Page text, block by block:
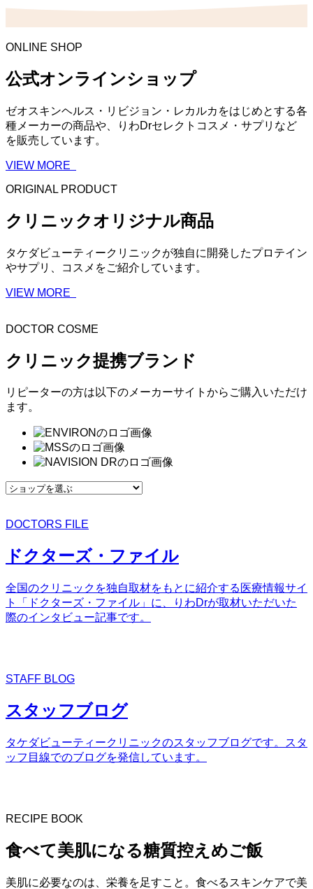
ONLINE SHOP
公式オンラインショップ
ゼオスキンヘルス・リビジョン・レカルカをはじめとする各
種メーカーの商品や、りわDrセレクトコスメ・サプリなど
を販売しています。
VIEW MORE
ORIGINAL PRODUCT
クリニックオリジナル商品
タケダビューティークリニックが独自に開発したプロテイン
やサプリ、コスメをご紹介しています。
VIEW MORE
DOCTOR COSME
クリニック提携ブランド
リピーターの方は以下のメーカーサイトからご購入いただけ
ます。
DOCTORS FILE
ドクターズ・ファイル
全国のクリニックを独自取材をもとに紹介する医療情報サイ
ト「ドクターズ・ファイル」に、りわDrが取材いただいた
際のインタビュー記事です。
STAFF BLOG
スタッフブログ
タケダビューティークリニックのスタッフブログです。スタ
ッフ目線でのブログを発信しています。
RECIPE BOOK
食べて美肌になる糖質控えめご飯
美肌に必要なのは、栄養を足すこと。食べるスキンケアで美